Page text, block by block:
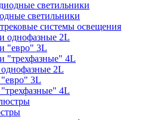
светильники
системы освещения
однофазные 2L
"евро" 3L
"трехфазные" 4L
2L
3L
4L